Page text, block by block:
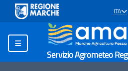
ITA
Servizio Agrometeo